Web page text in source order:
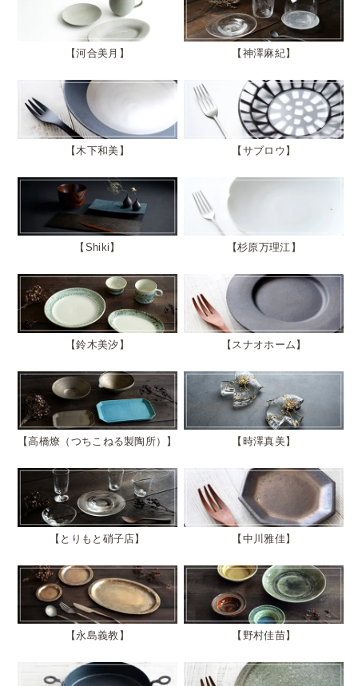
河合美月 神澤麻紀
木下和美 サブロウ
Shiki 杉原万理江
鈴木美汐 スナオホーム
高橋燎（つちこねる製陶所） 時澤真美
とりもと硝子店 中川雅佳
永島義教 野村佳苗